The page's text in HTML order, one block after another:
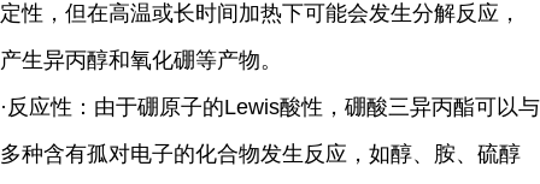
定性，但在高温或长时间加热下可能会发生分解反应，
产生异丙醇和氧化硼等产物。
·反应性：由于硼原子的Lewis酸性，硼酸三异丙酯可以与
多种含有孤对电子的化合物发生反应，如醇、胺、硫醇